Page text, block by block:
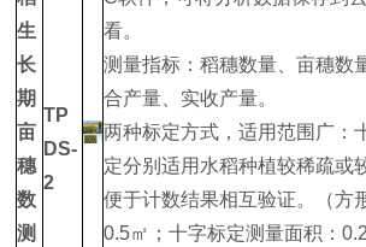
生
长
期
亩
穗
数
测
TP
DS-
2
看。
测量指标：稻穗数量、亩穗数
合产量、实收产量。
两种标定方式，适用范围广：
定分别适用水稻种植较稀疏或
便于计数结果相互验证。（方
0.5㎡；十字标定测量面积：